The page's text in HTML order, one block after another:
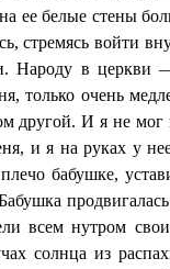
ее белые стены
стремясь войти
Народу в церкви
только очень
другой. И я не
и я на руках у
бабушке,
всем нутром
солнца из